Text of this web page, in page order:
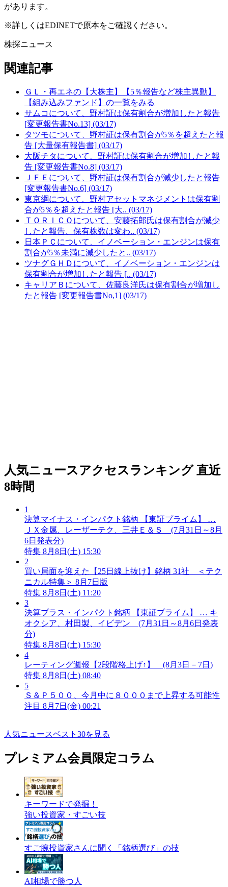
があります。
※詳しくはEDINETで原本をご確認ください。
株探ニュース
関連記事
ＧＬ・再エネの【大株主】【5％報告など株主異動】
【組み込みファンド】の一覧をみる
サムコについて、野村証は保有割合が増加したと報告
[変更報告書No.13] (03/17)
タツモについて、野村証は保有割合が5％を超えたと報
告 [大量保有報告書] (03/17)
大阪チタについて、野村証は保有割合が増加したと報
告 [変更報告書No.8] (03/17)
ＪＦＥについて、野村証は保有割合が減少したと報告
[変更報告書No.6] (03/17)
東京綱について、野村アセットマネジメントは保有割
合が5％を超えたと報告 [大.. (03/17)
ＴＯＲＩＣＯについて、安藤拓郎氏は保有割合が減少
したと報告、保有株数は変わ.. (03/17)
日本ＰＣについて、イノベーション・エンジンは保有
割合が5％未満に減少したと.. (03/17)
ツナグＧＨＤについて、イノベーション・エンジンは
保有割合が増加したと報告 [.. (03/17)
キャリアＢについて、佐藤良洋氏は保有割合が増加し
たと報告 [変更報告書No,1] (03/17)
人気ニュースアクセスランキング 直近
8時間
1
決算マイナス・インパクト銘柄 【東証プライム】 …
ＪＸ金属、レーザーテク、三井Ｅ＆Ｓ (7月31日～8月
6日発表分)
特集 8月8日(土) 15:30
2
買い局面を迎えた【25日線上抜け】銘柄 31社 ＜テク
ニカル特集＞ 8月7日版
特集 8月8日(土) 11:20
3
決算プラス・インパクト銘柄 【東証プライム】 … キ
オクシア、村田製、イビデン (7月31日～8月6日発表
分)
特集 8月8日(土) 15:30
4
レーティング週報【2段階格上げ↑】 (8月3日－7日)
特集 8月8日(土) 08:40
5
Ｓ＆Ｐ５００、今月中に８０００まで上昇する可能性
注目 8月7日(金) 00:21
人気ニュースベスト30を見る
プレミアム会員限定コラム
キーワードで発掘！
強い投資家・すごい技
すご腕投資家さんに聞く「銘柄選び」の技
AI相場で勝つ人